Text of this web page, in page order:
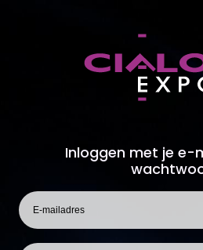
Inloggen met je e-